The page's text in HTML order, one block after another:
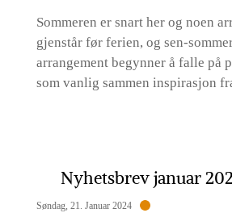
Sommeren er snart her og noen
gjenstår før ferien, og sen-
arrangement begynner å falle på
som vanlig sammen inspirasjon
Nyhetsbrev januar
Søndag, 21. Januar 2024